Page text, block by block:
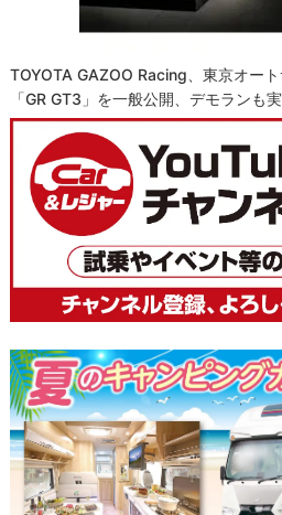
TOYOTA GAZOO Racing、東京オー
「GR GT3」を一般公開、デモランも